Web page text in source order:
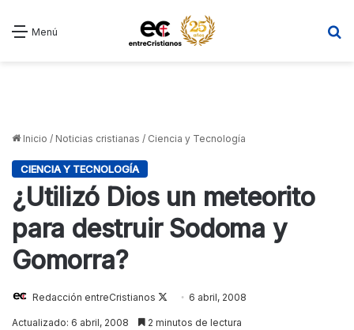
Menú
Inicio / Noticias cristianas / Ciencia y Tecnología
CIENCIA Y TECNOLOGÍA
¿Utilizó Dios un meteorito
para destruir Sodoma y
Gomorra?
Redacción entreCristianos
Follow
on
6 abril, 2008
Actualizado: 6 abril, 2008 2 minutos de lectura